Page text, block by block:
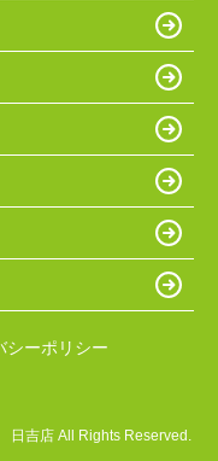
シーポリシー
吉店 All Rights Reserved.